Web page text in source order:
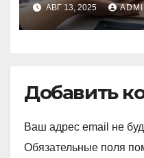
АВГ 13, 2025
Добавить
Ваш адрес email не
Обязательные поля